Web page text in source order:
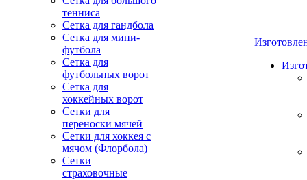
тенниса
Сетка для гандбола
Сетка для мини-
футбола
Сетка для
футбольных ворот
Сетка для
хоккейных ворот
Сетки для
переноски мячей
Сетки для хоккея с
мячом (Флорбола)
Сетки
страховочные